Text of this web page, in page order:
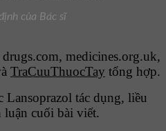
của Bác sĩ
medicines.org.uk,
TraCuuThuocTay tổng hợp.
Lansoprazol tác dụng, liều
luận cuối bài viết.